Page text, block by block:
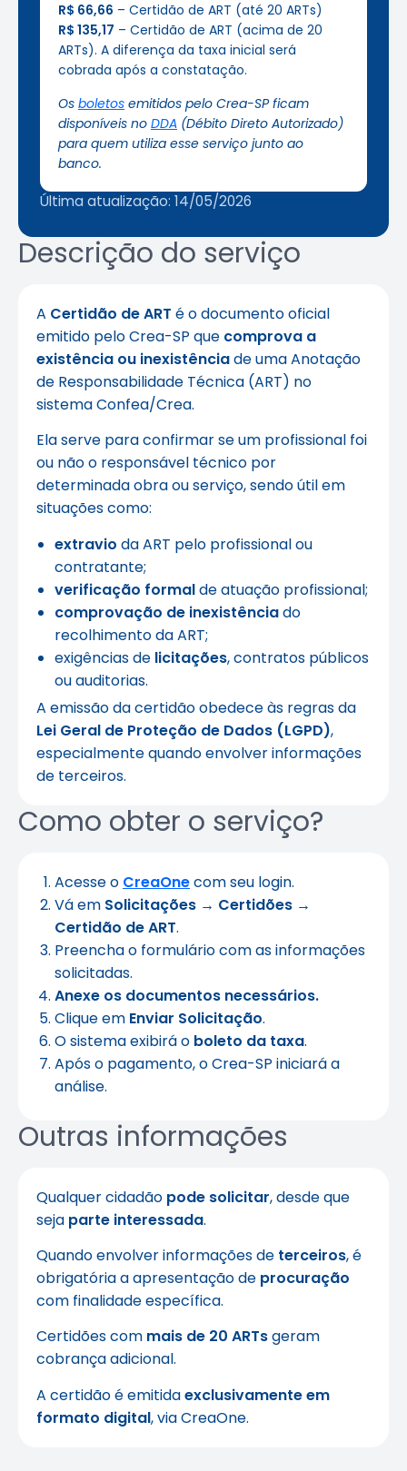
Descrição do serviço
A Certidão de ART é o documento oficial
emitido pelo Crea-SP que comprova a
existência ou inexistênciade uma Anotação
de Responsabilidade Técnica (ART) no
sistema Confea/Crea.
Ela serve para confirmar se um profissional foi
ou não o responsável técnico por
determinada obra ou serviço, sendo útil em
situações como:
extravio da ART pelo profissional ou
contratante;
verificação formalde atuação profissional;
comprovação de inexistênciado
recolhimento da ART;
exigências de licitações, contratos públicos
ou auditorias.
A emissão da certidão obedece às regras da
Lei Geral de Proteção de Dados (LGPD),
especialmente quando envolver informações
de terceiros.
Como obter o serviço?
Acesse o CreaOnecom seu login.
Vá em Solicitações → Certidões →
Certidão de ART.
Preencha o formulário com as informações
solicitadas.
Anexe os documentos necessários.
Clique em Enviar Solicitação.
O sistema exibirá o boleto da taxa.
Após o pagamento, o Crea-SP iniciará a
análise.
Outras informações
Qualquer cidadão pode solicitar, desde que
seja parte interessada.
Quando envolver informações de terceiros, é
obrigatória a apresentação de procuração
com finalidade específica.
Certidões com mais de 20 ARTsgeram
cobrança adicional.
A certidão é emitidaexclusivamente em
formato digital, via CreaOne.
R$ 66,66 – Certidão de ART (até 20 ARTs)
R$ 135,17 – Certidão de ART (acima de 20
ARTs). A diferença da taxa inicial será
cobrada após a constatação.
Os boletos emitidos pelo Crea-SP ficam
disponíveis no DDA (Débito Direto Autorizado)
para quem utiliza esse serviço junto ao
banco.
Última atualização: 14/05/2026